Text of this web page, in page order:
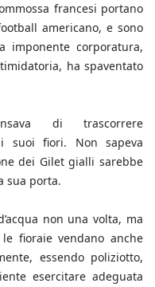
francesi portano
americano, e sono
imponente corporatura,
ha spaventato
di trascorrere
suoi fiori. Non sapeva
dei Gilet gialli sarebbe
sua porta.
non una volta, ma
fioraie vendano anche
essendo poliziotto,
esercitare adeguata